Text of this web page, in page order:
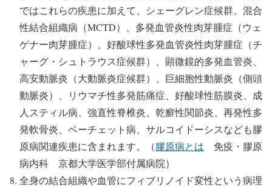
ではこれらの疾患に加えて、シェーグレン症候群、混合
性結合組織病（MCTD）、多発血管炎性肉芽腫症（ウェ
ゲナー肉芽腫症）、好酸球性多発血管炎性肉芽腫症（チ
ャーグ・シュトラウス症候群）、顕微鏡的多発血管炎、
高安動脈炎（大動脈炎症候群）、巨細胞性動脈炎（側頭
動脈炎）、リウマチ性多発筋痛症、好酸球性筋膜炎、成
人スティル病、強直性脊椎炎、乾癬性関節炎、再発性多
発軟骨炎、ベーチェット病、サルコイドーシスなども膠
原病関連疾患に含まれます。（膠原病とは 免疫・膠原
病内科 京都大学医学部付属病院）
全身の結合組織や血管にフィブリノイド変性という病理